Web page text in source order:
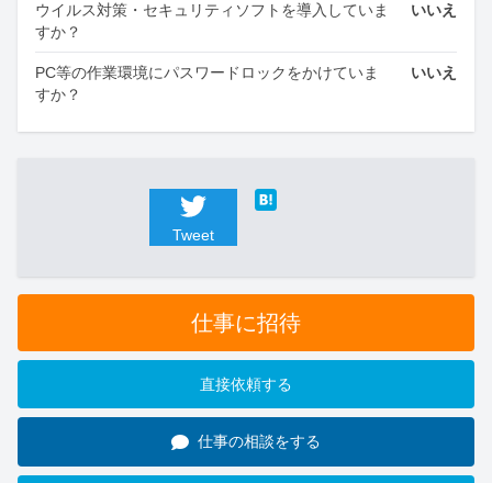
ウイルス対策・セキュリティソフトを導入していま
すか？
いいえ
PC等の作業環境にパスワードロックをかけていま
すか？
いいえ
Tweet
仕事に招待
直接依頼する
仕事の相談をする